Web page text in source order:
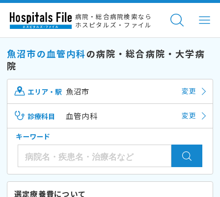
病院・総合病院検索なら
ホスピタルズ・ファイル
魚沼市の血管内科の病院・総合病院・大学病
院
エリア・駅 魚沼市 変更
診療科目 血管内科 変更
キーワード
選定療養費について